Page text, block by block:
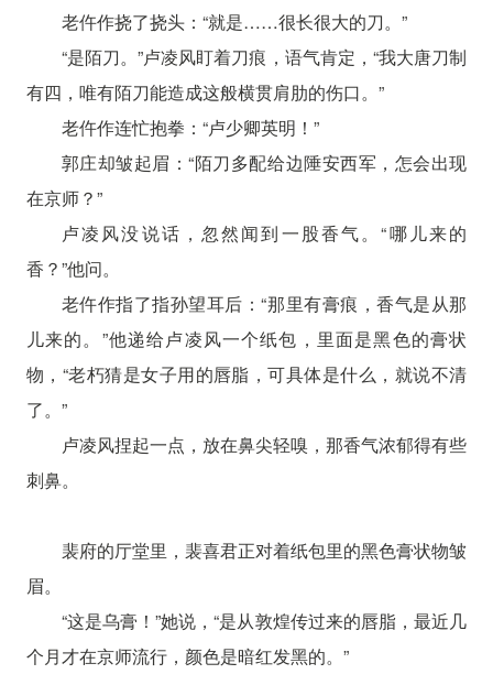
老仵作挠了挠头：“就是……很长很大的刀。”
“是陌刀。”卢凌风盯着刀痕，语气肯定，“我大唐刀制
有四，唯有陌刀能造成这般横贯肩肋的伤口。”
老仵作连忙抱拳：“卢少卿英明！”
郭庄却皱起眉：“陌刀多配给边陲安西军，怎会出现
在京师？”
卢凌风没说话，忽然闻到一股香气。“哪儿来的
香？”他问。
老仵作指了指孙望耳后：“那里有膏痕，香气是从那
儿来的。”他递给卢凌风一个纸包，里面是黑色的膏状
物，“老朽猜是女子用的唇脂，可具体是什么，就说不清
了。”
卢凌风捏起一点，放在鼻尖轻嗅，那香气浓郁得有些
刺鼻。
裴府的厅堂里，裴喜君正对着纸包里的黑色膏状物皱
眉。
“这是乌膏！”她说，“是从敦煌传过来的唇脂，最近几
个月才在京师流行，颜色是暗红发黑的。”